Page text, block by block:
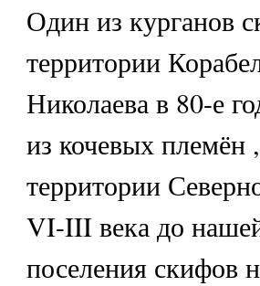
Один из курганов
территории
Николаева в 80-е
из кочевых племён
территории
VI-III века до
поселения скифов